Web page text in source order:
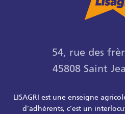
54, rue des
45808 Saint
LISAGRI est une enseigne
d’adhérents, c’est un